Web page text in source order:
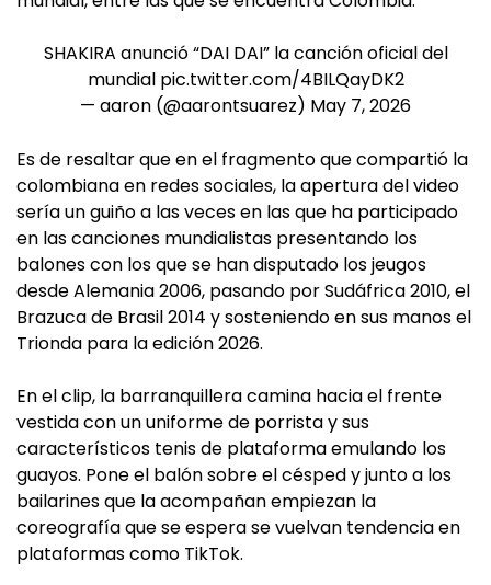
SHAKIRA anunció “DAI DAI” la canción oficial del
mundial pic.twitter.com/4BILQayDK2
— aaron (@aarontsuarez) May 7, 2026
Es de resaltar que en el fragmento que compartió la
colombiana en redes sociales, la apertura del video
sería un guiño a las veces en las que ha participado
en las canciones mundialistas presentando los
balones con los que se han disputado los jeugos
desde Alemania 2006, pasando por Sudáfrica 2010, el
Brazuca de Brasil 2014 y sosteniendo en sus manos el
Trionda para la edición 2026.
En el clip, la barranquillera camina hacia el frente
vestida con un uniforme de porrista y sus
característicos tenis de plataforma emulando los
guayos. Pone el balón sobre el césped y junto a los
bailarines que la acompañan empiezan la
coreografía que se espera se vuelvan tendencia en
plataformas como TikTok.